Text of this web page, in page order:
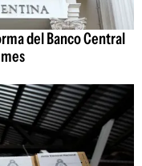
del Banco Central